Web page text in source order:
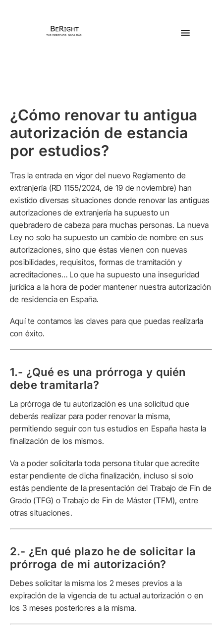
¿Cómo renovar tu antigua
autorización de estancia
por estudios?
Tras la entrada en vigor del nuevo Reglamento de
extranjería (RD 1155/2024, de 19 de noviembre) han
existido diversas situaciones donde renovar las antiguas
autorizaciones de extranjería ha supuesto un
quebradero de cabeza para muchas personas. La nueva
Ley no solo ha supuesto un cambio de nombre en sus
autorizaciones, sino que éstas vienen con nuevas
posibilidades, requisitos, formas de tramitación y
acreditaciones… Lo que ha supuesto una inseguridad
jurídica a la hora de poder mantener nuestra autorización
de residencia en España.
Aquí te contamos las claves para que puedas realizarla
con éxito.
1.- ¿Qué es una prórroga y quién
debe tramitarla?
La prórroga de tu autorización es una solicitud que
deberás realizar para poder renovar la misma,
permitiendo seguir con tus estudios en España hasta la
finalización de los mismos.
Va a poder solicitarla toda persona titular que acredite
estar pendiente de dicha finalización, incluso si solo
estás pendiente de la presentación del Trabajo de Fin de
Grado (TFG) o Trabajo de Fin de Máster (TFM), entre
otras situaciones.
2.- ¿En qué plazo he de solicitar la
prórroga de mi autorización?
Debes solicitar la misma los 2 meses previos a la
expiración de la vigencia de tu actual autorización o en
los 3 meses posteriores a la misma.